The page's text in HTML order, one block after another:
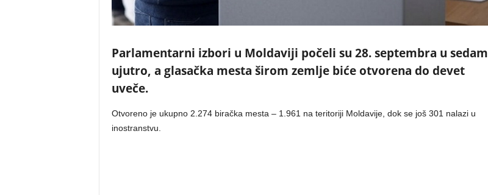
Parlamentarni izbori u Moldaviji počeli su 28. septembra u sedam
ujutro, a glasačka mesta širom zemlje biće otvorena do devet
uveče.
Otvoreno je ukupno 2.274 biračka mesta – 1.961 na teritoriji Moldavije, dok se još 301 nalazi u
inostranstvu.